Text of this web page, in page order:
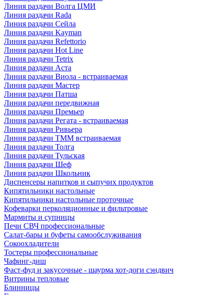
Линия раздачи Волга ЦМИ
Линия раздачи Rada
Линия раздачи Сейла
Линия раздачи Kayman
Линия раздачи Refettorio
Линия раздачи Hot Line
Линия раздачи Tetrix
Линия раздачи Аста
Линия раздачи Виола - встраиваемая
Линия раздачи Мастер
Линия раздачи Патша
Линия раздачи передвижная
Линия раздачи Премьер
Линия раздачи Регата - встраиваемая
Линия раздачи Ривьера
Линия раздачи ТММ встраиваемая
Линия раздачи Толга
Линия раздачи Тульская
Линия раздачи Шеф
Линия раздачи Школьник
Диспенсеры напитков и сыпучих продуктов
Кипятильники настольные
Кипятильники настольные проточные
Кофеварки перколяционные и фильтровые
Мармиты и супницы
Печи СВЧ профессиональные
Салат-бары и буфеты самообслуживания
Сокоохладители
Тостеры профессиональные
Чафинг-диш
Фаст-фуд и закусочные - шаурма хот-доги сэндвич
Витрины тепловые
Блинницы